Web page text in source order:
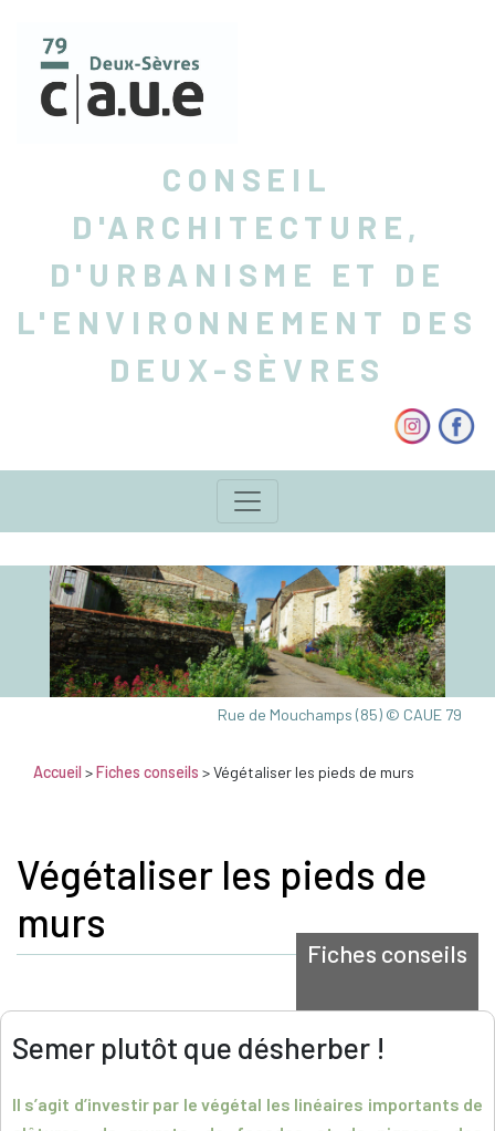
CONSEIL
D'ARCHITECTURE,
D'URBANISME ET DE
L'ENVIRONNEMENT DES
DEUX-SÈVRES
Rue de Mouchamps (85) © CAUE 79
Accueil >Fiches conseils > Végétaliser les pieds de murs
Végétaliser les pieds de
murs
Fiches conseils
Semer plutôt que désherber !
Il s’agit d’investir par le végétal les linéaires importants de